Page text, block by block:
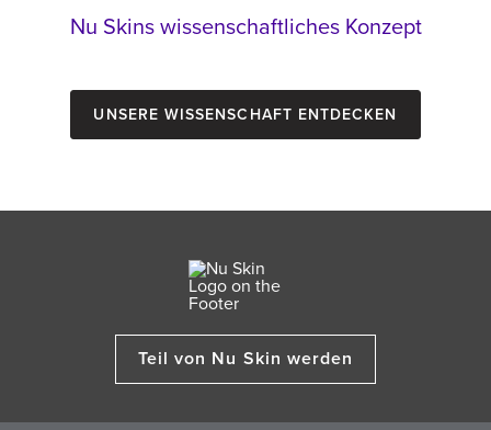
Nu Skins wissenschaftliches Konzept
Unsere Wissenschaft entdecken
Teil von Nu Skin werden